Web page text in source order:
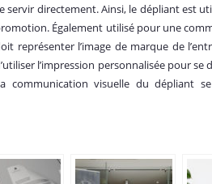
servir directement. Ainsi, le dépliant est
Également utilisé pour une
représenter l’image de marque de
l’impression personnalisée pour
communication visuelle du dépliant